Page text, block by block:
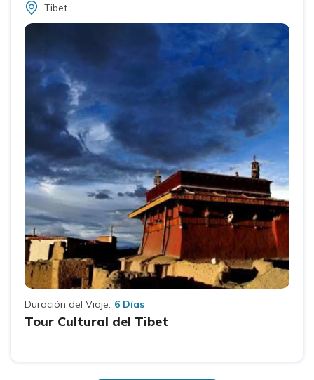
Tibet
Duración del Viaje: 6 Días
Tour Cultural del Tibet